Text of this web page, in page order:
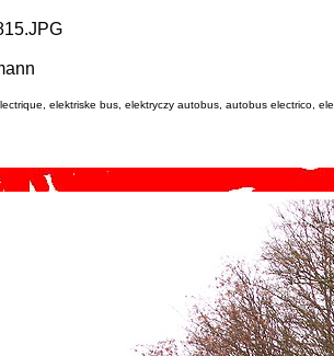
elektriske bus, elektryczy autobus, autobus electrico,